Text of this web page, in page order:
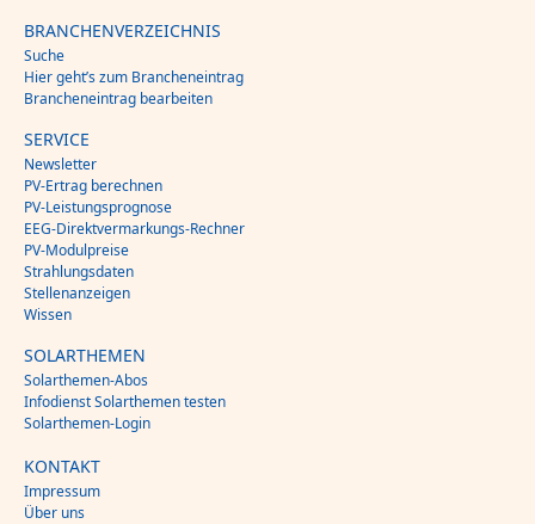
BRANCHENVERZEICHNIS
Suche
Hier geht’s zum Brancheneintrag
Brancheneintrag bearbeiten
SERVICE
Newsletter
PV-Ertrag berechnen
PV-Leistungsprognose
EEG-Direktvermarkungs-Rechner
PV-Modulpreise
Strahlungsdaten
Stellenanzeigen
Wissen
SOLARTHEMEN
Solarthemen-Abos
Infodienst Solarthemen testen
Solarthemen-Login
KONTAKT
Impressum
Über uns